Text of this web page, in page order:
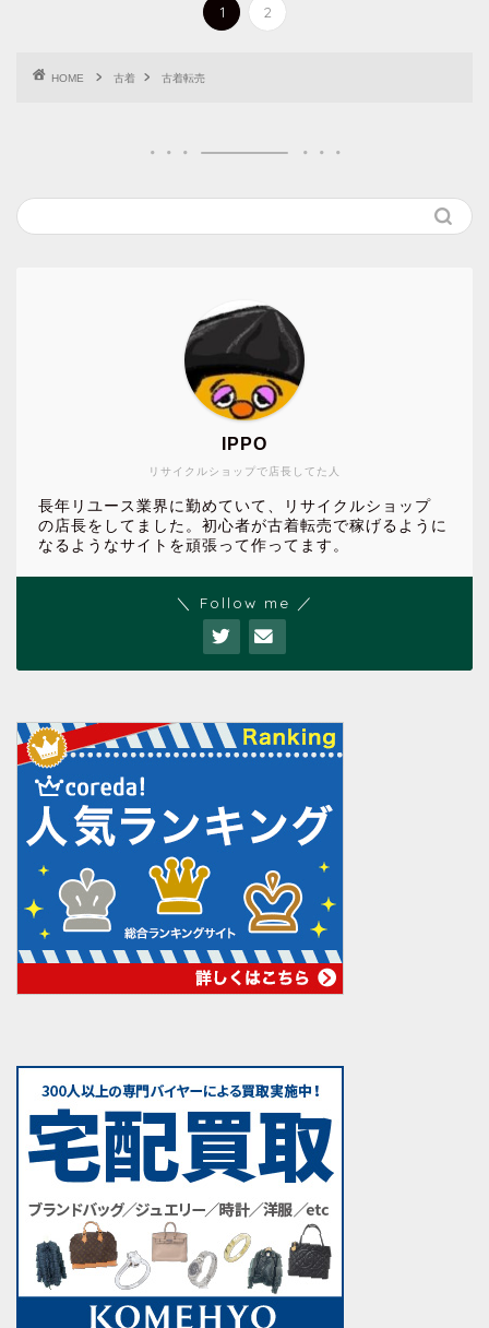
1 2
HOME 古着 古着転売
リサイクルショップで店長してた人
IPPO
長年リユース業界に勤めていて、リサイクルショップ
の店長をしてました。初心者が古着転売で稼げるように
なるようなサイトを頑張って作ってます。
＼ Follow me ／